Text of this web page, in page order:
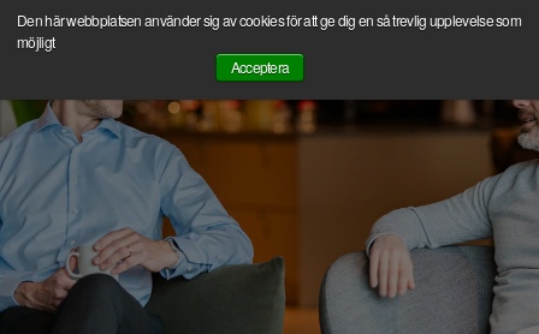
Den här webbplatsen använder sig av cookies för att ge dig en så trevlig upplevelse som
möjligt
Acceptera
Hoppa
Boka ett första Discovery Call med oss och ställ dina frågor.
Kontakta oss